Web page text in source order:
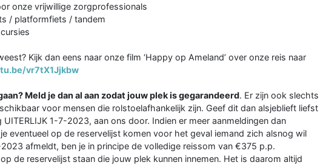
onze vrijwillige zorgprofessionals
/ platformfiets / tandem
Kijk dan eens naar onze film ‘Happy op Ameland’ over onze reis naar
vr7tX1Jjkbw
Meld je dan al aan zodat jouw plek is gegarandeerd. Er zijn ook slechts
voor mensen die rolstoelafhankelijk zijn. Geef dit dan alsjeblieft liefst
1-7-2023, aan ons door. Indien er meer aanmeldingen dan
eventueel op de reservelijst komen voor het geval iemand zich alsnog wil
afmeldt, ben je in principe de volledige reissom van €375 p.p.
de reservelijst staan die jouw plek kunnen innemen. Het is daarom altijd